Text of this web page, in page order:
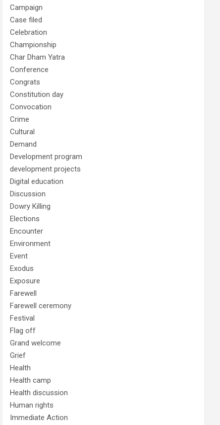
Campaign
Case filed
Celebration
Championship
Char Dham Yatra
Conference
Congrats
Constitution day
Convocation
Crime
Cultural
Demand
Development program
development projects
Digital education
Discussion
Dowry Killing
Elections
Encounter
Environment
Event
Exodus
Exposure
Farewell
Farewell ceremony
Festival
Flag off
Grand welcome
Grief
Health
Health camp
Health discussion
Human rights
Immediate Action